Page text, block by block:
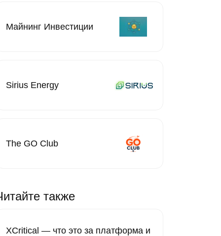
Майнинг Инвестиции
Sirius Energy
The GO Club
также
XCritical — что это за платформа и